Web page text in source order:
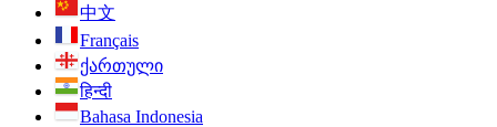
中文
Français
ქართული
हिन्दी
Bahasa Indonesia